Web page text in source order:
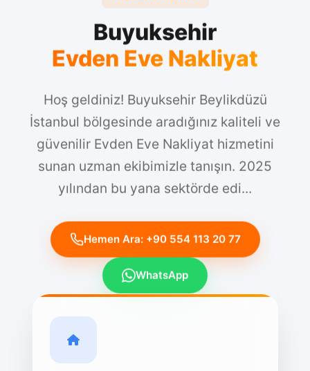
Buyuksehir
Evden Eve Nakliyat
İstanbul bölgesinde aradığınız kaliteli ve
güvenilir Evden Eve Nakliyat hizmetini
sunan uzman ekibimizle tanışın. 2025
yılından bu yana sektörde edi...